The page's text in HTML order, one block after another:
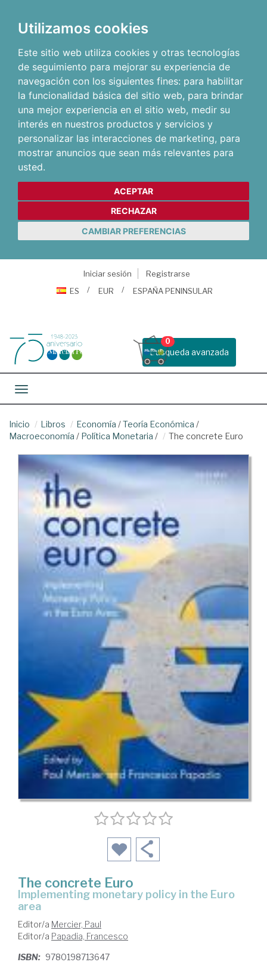
Utilizamos cookies
Este sitio web utiliza cookies y otras tecnologías
de seguimiento para mejorar su experiencia de
navegación con los siguientes fines: para habilitar
la funcionalidad básica del sitio web, para brindar
una mejor experiencia en el sitio web, medir su
interés en nuestros productos y servicios y
personalizar las interacciones de marketing, para
mostrar anuncios que sean más relevantes para
usted.
ACEPTAR
RECHAZAR
CAMBIAR PREFERENCIAS
Iniciar sesión
Registrarse
ES
EUR ESPAÑA PENINSULAR
Busqueda avanzada
0
Toggle navigation
Inicio Libros Economía /Teoría Económica /
Macroeconomía / Política Monetaria / The concrete Euro
The concrete Euro
area
Editor/a Mercier, Paul
Editor/a Papadia, Francesco
ISBN: 9780198713647